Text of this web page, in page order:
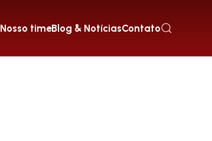
Nosso timeBlog & NotíciasContato